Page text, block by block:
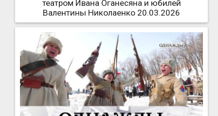
театром Ивана Оганесяна и юбилей
Валентины Николаенко 20.03.2026